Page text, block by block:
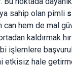
sahip olan pimli
hem de mal
kaldırmak
işlemlere
etkisiz hale